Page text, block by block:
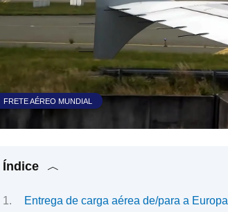
FRETE AÉREO MUNDIAL
Índice
Entrega de carga aérea de/para a Europa